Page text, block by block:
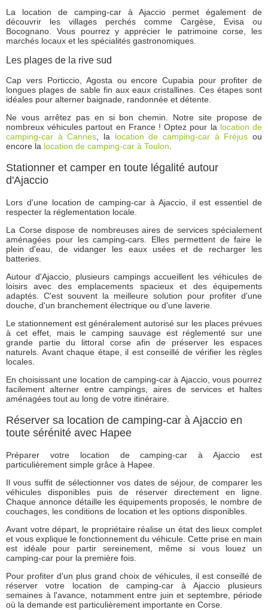
La location de camping-car à Ajaccio permet également de
découvrir les villages perchés comme Cargèse, Evisa ou
Bocognano. Vous pourrez y apprécier le patrimoine corse, les
marchés locaux et les spécialités gastronomiques.
Les plages de la rive sud
Cap vers Porticcio, Agosta ou encore Cupabia pour profiter de
longues plages de sable fin aux eaux cristallines. Ces étapes sont
idéales pour alterner baignade, randonnée et détente.
Ne vous arrêtez pas en si bon chemin. Notre site propose de
nombreux véhicules partout en France ! Optez pour la location de
camping-car à Cannes , la location de camping-car à Fréjus ou
encore la location de camping-car à Toulon
Stationner et camper en toute légalité autour
d'Ajaccio
Lors d'une location de camping-car à Ajaccio, il est essentiel de
respecter la réglementation locale.
La Corse dispose de nombreuses aires de services spécialement
aménagées pour les camping-cars. Elles permettent de faire le
plein d'eau, de vidanger les eaux usées et de recharger les
batteries.
Autour d'Ajaccio, plusieurs campings accueillent les véhicules de
loisirs avec des emplacements spacieux et des équipements
adaptés. C'est souvent la meilleure solution pour profiter d'une
douche, d'un branchement électrique ou d'une laverie.
Le stationnement est généralement autorisé sur les places prévues
à cet effet, mais le camping sauvage est réglementé sur une
grande partie du littoral corse afin de préserver les espaces
naturels. Avant chaque étape, il est conseillé de vérifier les règles
locales.
En choisissant une location de camping-car à Ajaccio, vous pourrez
facilement alterner entre campings, aires de services et haltes
aménagées tout au long de votre itinéraire.
Réserver sa location de camping-car à Ajaccio en
toute sérénité avec Hapee
Préparer votre location de camping-car à Ajaccio est
particulièrement simple grâce à Hapee.
Il vous suffit de sélectionner vos dates de séjour, de comparer les
véhicules disponibles puis de réserver directement en ligne.
Chaque annonce détaille les équipements proposés, le nombre de
couchages, les conditions de location et les options disponibles.
Avant votre départ, le propriétaire réalise un état des lieux complet
et vous explique le fonctionnement du véhicule. Cette prise en main
est idéale pour partir sereinement, même si vous louez un
camping-car pour la première fois.
Pour profiter d'un plus grand choix de véhicules, il est conseillé de
réserver votre location de camping-car à Ajaccio plusieurs
semaines à l'avance, notamment entre juin et septembre, période
où la demande est particulièrement importante en Corse.